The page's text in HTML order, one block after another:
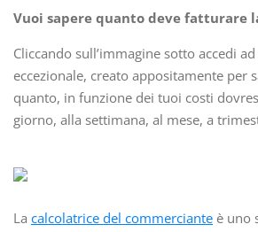
Vuoi sapere quanto deve fatturare
Cliccando sull’immagine sotto accedi
eccezionale, creato appositamente per
quanto, in funzione dei tuoi costi
giorno, alla settimana, al mese, a
La calcolatrice del commerciante è uno